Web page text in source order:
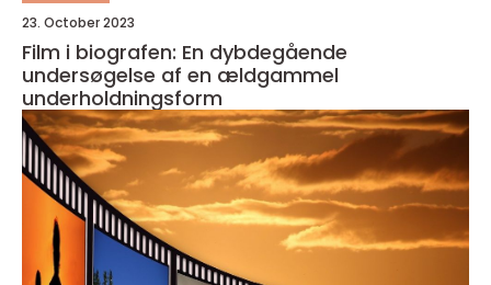
23. October 2023
Film i biografen: En dybdegående
undersøgelse af en ældgammel
underholdningsform